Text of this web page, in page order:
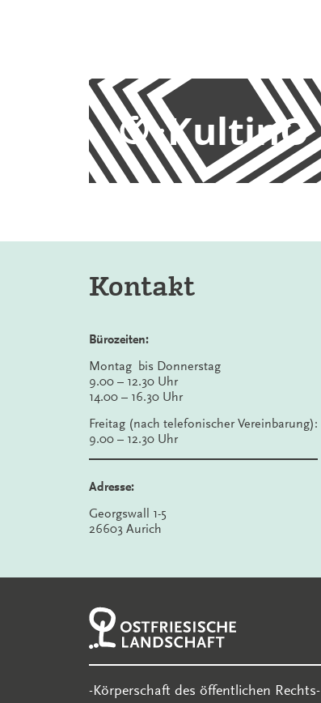
KultinO
Kontakt
Bürozeiten:
Montag bis Donnerstag
9.00 – 12.30 Uhr
14.00 – 16.30 Uhr
Freitag (nach telefonischer Vereinbarung):
9.00 – 12.30 Uhr
Adresse:
Georgswall 1-5
26603 Aurich
-Körperschaft des öffentlichen Rechts-